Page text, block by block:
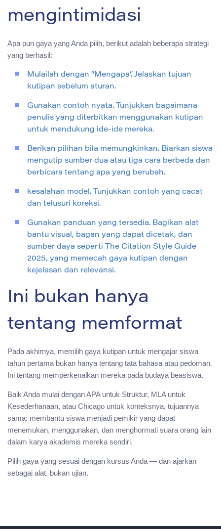
mengintimidasi
Apa pun gaya yang Anda pilih, berikut adalah beberapa strategi
yang berhasil:
Mulailah dengan “Mengapa”. Jelaskan tujuan
kutipan sebelum aturan.
Gunakan contoh nyata. Tunjukkan bagaimana
penulis yang diterbitkan menggunakan kutipan
untuk mendukung ide-ide mereka.
Berikan pilihan bila memungkinkan. Biarkan siswa
mengutip sumber dua atau tiga cara berbeda dan
berbicara tentang apa yang berubah.
kesalahan model. Tunjukkan contoh yang cacat
dan telusuri koreksi.
Gunakan panduan yang tersedia. Bagikan alat
bantu visual, bagan yang dapat dicetak, dan
sumber daya seperti The Citation Style Guide
2025, yang memecah gaya kutipan dengan
kejelasan dan relevansi.
Ini bukan hanya
tentang memformat
Pada akhirnya, memilih gaya kutipan untuk mengajar siswa
tahun pertama bukan hanya tentang tata bahasa atau pedoman.
Ini tentang memperkenalkan mereka pada budaya beasiswa.
Baik Anda mulai dengan APA untuk Struktur, MLA untuk
Kesederhanaan, atau Chicago untuk konteksnya, tujuannya
sama: membantu siswa menjadi pemikir yang dapat
menemukan, menggunakan, dan menghormati suara orang lain
dalam karya akademis mereka sendiri.
Pilih gaya yang sesuai dengan kursus Anda — dan ajarkan
sebagai alat, bukan ujian.